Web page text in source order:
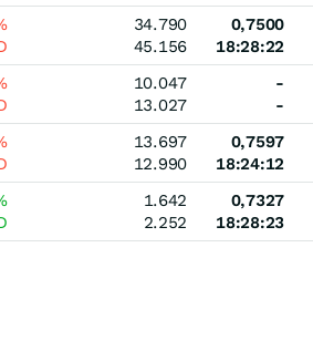
34.790
45.156
0,7500
18:28:22
10.047
13.027
-
-
13.697
12.990
0,7597
18:24:12
1.642
2.252
0,7327
18:28:23